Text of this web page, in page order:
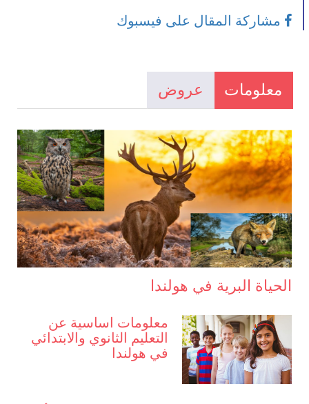
مشاركة المقال على فيسبوك
معلومات عروض
الحياة البرية في هولندا
معلومات اساسية عن
التعليم الثانوي والابتدائي
في هولندا